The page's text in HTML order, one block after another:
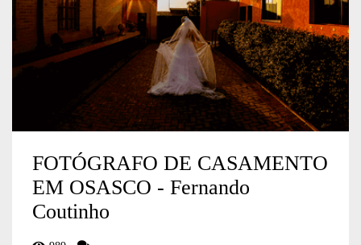
FOTÓGRAFO DE CASAMENTO
EM OSASCO - Fernando
Coutinho